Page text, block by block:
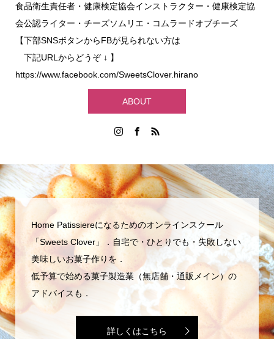
食品衛生責任者・健康検定協会インストラクター・健康検定協
会公認ライター・チーズソムリエ・コムラードオブチーズ
【下部SNSボタンからFBが見られない方は
下記URLからどうぞ ↓ 】
https://www.facebook.com/SweetsClover.hirano
ABOUT
Home Patissiereになるためのオンラインスクール
「Sweets Clover」．自宅で・ひとりでも・失敗しない
美味しいお菓子作りを．
低予算で始める菓子製造業（無店舗・通販メイン）の
アドバイスも．
詳しくはこちら